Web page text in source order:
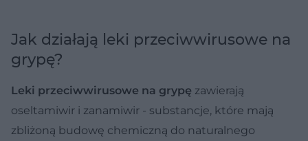
Jak działają leki przeciwwirusowe na
grypę?
Leki przeciwwirusowe na grypę zawierają
oseltamiwir i zanamiwir - substancje, które mają
zbliżoną budowę chemiczną do naturalnego